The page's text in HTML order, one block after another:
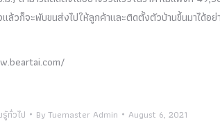
ล้วก็จะพับขนส่งไปให้ลูกค้าและติดตั้งตัวบ้านขึ้นมาได้อ
ทั่วไป ByTuemaster Admin August 6, 2021